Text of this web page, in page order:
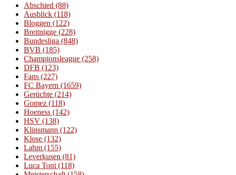
Abschied (88)
Ausblick (118)
Bloggen (122)
Breitnigge (228)
Bundesliga (848)
BVB (185)
Championsleague (258)
DFB (123)
Fans (227)
FC Bayern (1659)
Gerüchte (214)
Gomez (118)
Hoeness (142)
HSV (138)
Klinsmann (122)
Klose (132)
Lahm (155)
Leverkusen (81)
Luca Toni (118)